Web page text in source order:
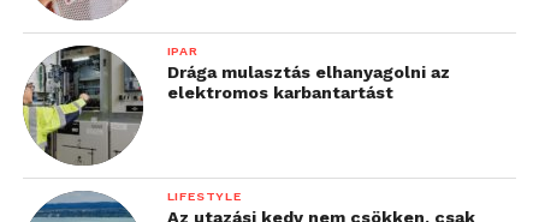
IPAR
Drága mulasztás elhanyagolni az
elektromos karbantartást
LIFESTYLE
Az utazási kedv nem csökken, csak